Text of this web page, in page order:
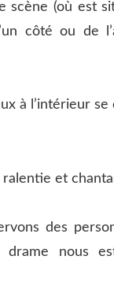
scène (où est
côté ou de
à l’intérieur
ralentie et
des
drame nous